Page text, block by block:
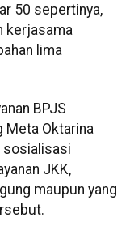
50 sepertinya,
kerjasama
lima
BPJS
Meta Oktarina
sosialisasi
JKK,
maupun yang